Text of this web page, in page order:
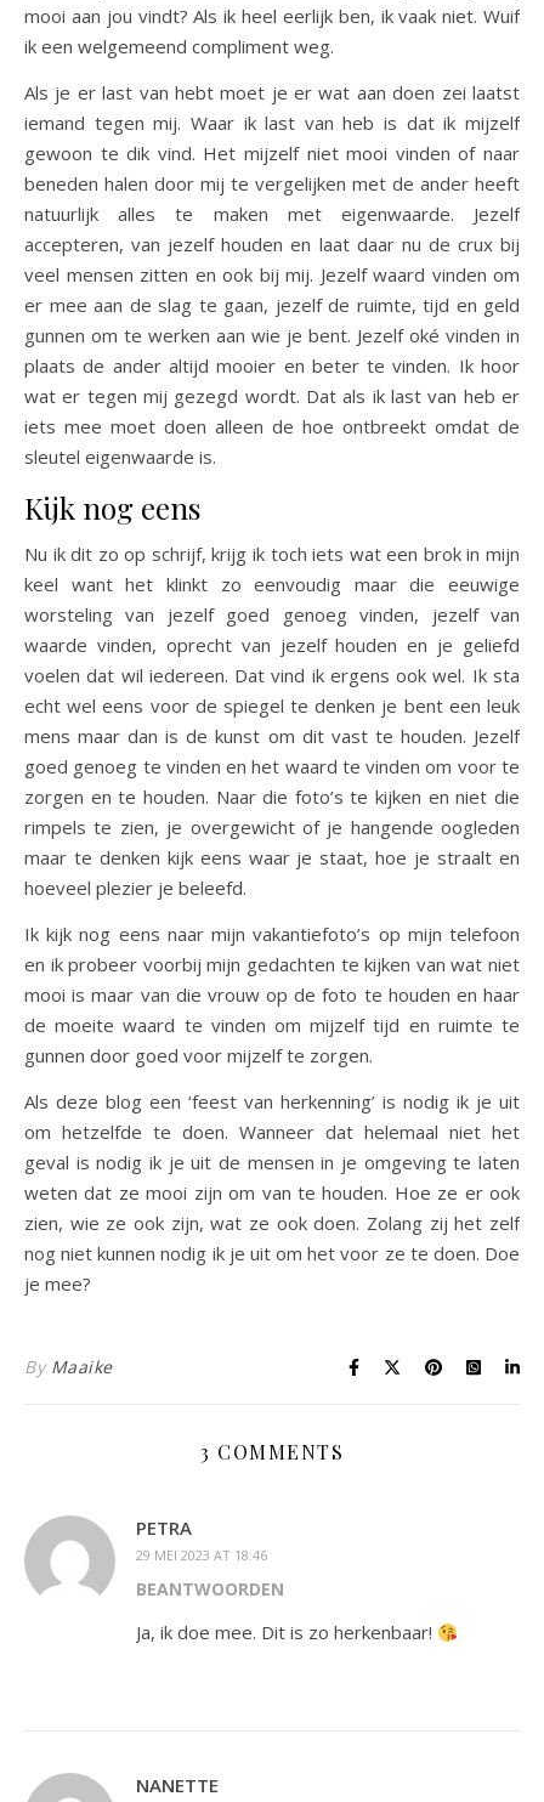
mooi aan jou vindt? Als ik heel eerlijk ben, ik vaak niet. Wuif
ik een welgemeend compliment weg.
Als je er last van hebt moet je er wat aan doen zei laatst
iemand tegen mij. Waar ik last van heb is dat ik mijzelf
gewoon te dik vind. Het mijzelf niet mooi vinden of naar
beneden halen door mij te vergelijken met de ander heeft
natuurlijk alles te maken met eigenwaarde. Jezelf
accepteren, van jezelf houden en laat daar nu de crux bij
veel mensen zitten en ook bij mij. Jezelf waard vinden om
er mee aan de slag te gaan, jezelf de ruimte, tijd en geld
gunnen om te werken aan wie je bent. Jezelf oké vinden in
plaats de ander altijd mooier en beter te vinden. Ik hoor
wat er tegen mij gezegd wordt. Dat als ik last van heb er
iets mee moet doen alleen de hoe ontbreekt omdat de
sleutel eigenwaarde is.
Kijk nog eens
Nu ik dit zo op schrijf, krijg ik toch iets wat een brok in mijn
keel want het klinkt zo eenvoudig maar die eeuwige
worsteling van jezelf goed genoeg vinden, jezelf van
waarde vinden, oprecht van jezelf houden en je geliefd
voelen dat wil iedereen. Dat vind ik ergens ook wel. Ik sta
echt wel eens voor de spiegel te denken je bent een leuk
mens maar dan is de kunst om dit vast te houden. Jezelf
goed genoeg te vinden en het waard te vinden om voor te
zorgen en te houden. Naar die foto’s te kijken en niet die
rimpels te zien, je overgewicht of je hangende oogleden
maar te denken kijk eens waar je staat, hoe je straalt en
hoeveel plezier je beleefd.
Ik kijk nog eens naar mijn vakantiefoto’s op mijn telefoon
en ik probeer voorbij mijn gedachten te kijken van wat niet
mooi is maar van die vrouw op de foto te houden en haar
de moeite waard te vinden om mijzelf tijd en ruimte te
gunnen door goed voor mijzelf te zorgen.
Als deze blog een ‘feest van herkenning’ is nodig ik je uit
om hetzelfde te doen. Wanneer dat helemaal niet het
geval is nodig ik je uit de mensen in je omgeving te laten
weten dat ze mooi zijn om van te houden. Hoe ze er ook
zien, wie ze ook zijn, wat ze ook doen. Zolang zij het zelf
nog niet kunnen nodig ik je uit om het voor ze te doen. Doe
je mee?
By Maaike
3 COMMENTS
PETRA
29 MEI 2023 AT 18:46
BEANTWOORDEN
Ja, ik doe mee. Dit is zo herkenbaar!
NANETTE